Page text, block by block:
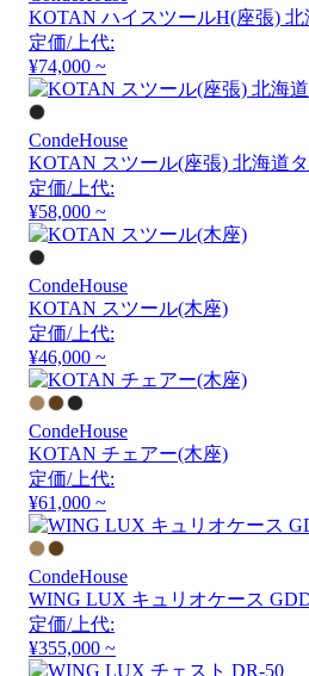
KOTAN ハイスツールH(座張)
定価/上代:
¥74,000 ~
CondeHouse
KOTAN スツール(座張) 北海道
定価/上代:
¥58,000 ~
CondeHouse
KOTAN スツール(木座)
定価/上代:
¥46,000 ~
CondeHouse
KOTAN チェアー(木座)
定価/上代:
¥61,000 ~
CondeHouse
WING LUX キュリオケース
定価/上代:
¥355,000 ~